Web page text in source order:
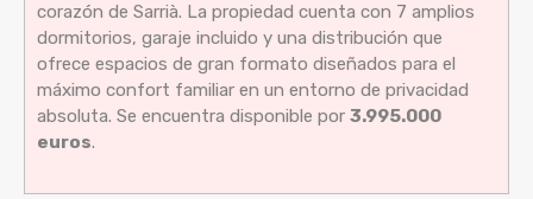
corazón de Sarrià. La propiedad cuenta con 7 amplios
dormitorios, garaje incluido y una distribución que
ofrece espacios de gran formato diseñados para el
máximo confort familiar en un entorno de privacidad
absoluta. Se encuentra disponible por 3.995.000
euros.